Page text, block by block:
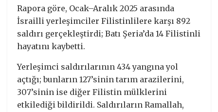
Rapora göre, Ocak–Aralık 2025 arasında
İsrailli yerleşimciler Filistinlilere karşı 892
saldırı gerçekleştirdi; Batı Şeria’da 14 Filistinli
hayatını kaybetti.
Yerleşimci saldırılarının 434 yangına yol
açtığı; bunların 127’sinin tarım arazilerini,
307’sinin ise diğer Filistin mülklerini
etkilediği bildirildi. Saldırıların Ramallah,